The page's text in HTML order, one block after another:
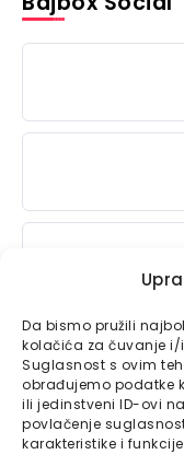
Da bismo pružili
kolačića za čuvanje
Suglasnost s ovim
obrađujemo podatke
ili jedinstveni ID-ovi
povlačenje
karakteristike i
Linkovi